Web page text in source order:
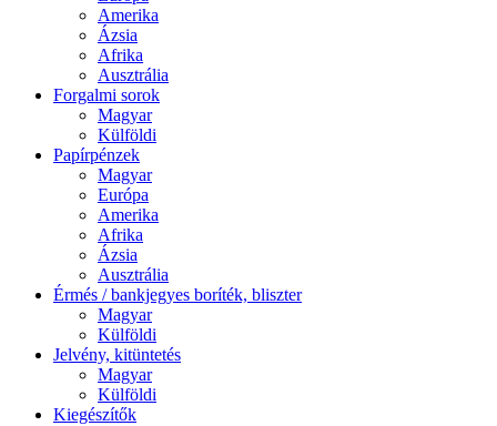
Amerika
Ázsia
Afrika
Ausztrália
Forgalmi sorok
Magyar
Külföldi
Papírpénzek
Magyar
Európa
Amerika
Afrika
Ázsia
Ausztrália
Érmés / bankjegyes boríték, bliszter
Magyar
Külföldi
Jelvény, kitüntetés
Magyar
Külföldi
Kiegészítők